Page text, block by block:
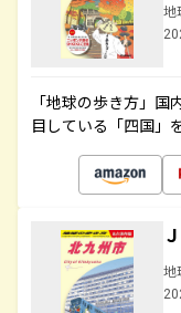
地
「地球の歩き方」
目している「四国」
地